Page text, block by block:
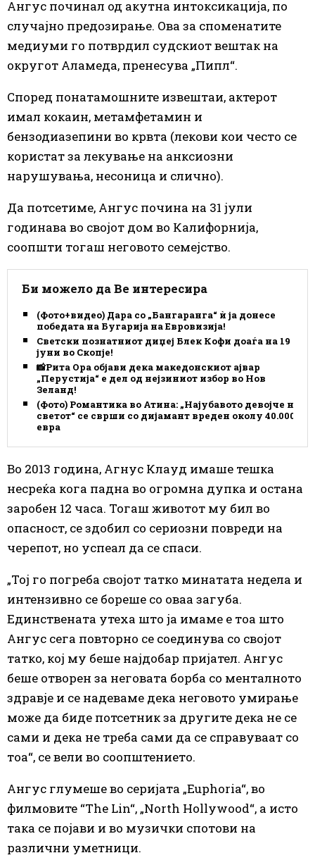
Ангус починал од акутна интоксикација, по
случајно предозирање. Ова за споменатите
медиуми го потврдил судскиот вештак на
округот Аламеда, пренесува „Пипл“.
Според понатамошните извештаи, актерот
имал кокаин, метамфетамин и
бензодиазепини во крвта (лекови кои често се
користат за лекување на анксиозни
нарушувања, несоница и слично).
Да потсетиме, Ангус почина на 31 јули
годинава во својот дом во Калифорнија,
соопшти тогаш неговото семејство.
Би можело да Ве интересира
(Фото+видео) Дара со „Бангаранга“ ѝ ја донесе
победата на Бугарија на Евровизија!
Светски познатниот диџеј Блек Кофи доаѓа на 19
јуни во Скопје!
📸Рита Ора објави дека македонскиот ајвар
„Перустија“ е дел од нејзиниот избор во Нов
Зеланд!
(Фото) Романтика во Атина: „Најубавото девојче на
светот“ се сврши со дијамант вреден околу 40.000
евра
Во 2013 година, Агнус Клауд имаше тешка
несреќа кога падна во огромна дупка и остана
заробен 12 часа. Тогаш животот му бил во
опасност, се здобил со сериозни повреди на
черепот, но успеал да се спаси.
„Тој го погреба својот татко минатата недела и
интензивно се бореше со оваа загуба.
Единствената утеха што ја имаме е тоа што
Ангус сега повторно се соединува со својот
татко, кој му беше најдобар пријател. Ангус
беше отворен за неговата борба со менталното
здравје и се надеваме дека неговото умирање
може да биде потсетник за другите дека не се
сами и дека не треба сами да се справуваат со
тоа“, се вели во соопштението.
Ангус глумеше во серијата „Euphoria“, во
филмовите “The Lin“, „North Hollywood“, а исто
така се појави и во музички спотови на
различни уметници.